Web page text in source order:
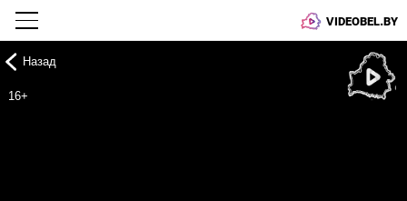
VIDEOBEL.BY
Назад
16+